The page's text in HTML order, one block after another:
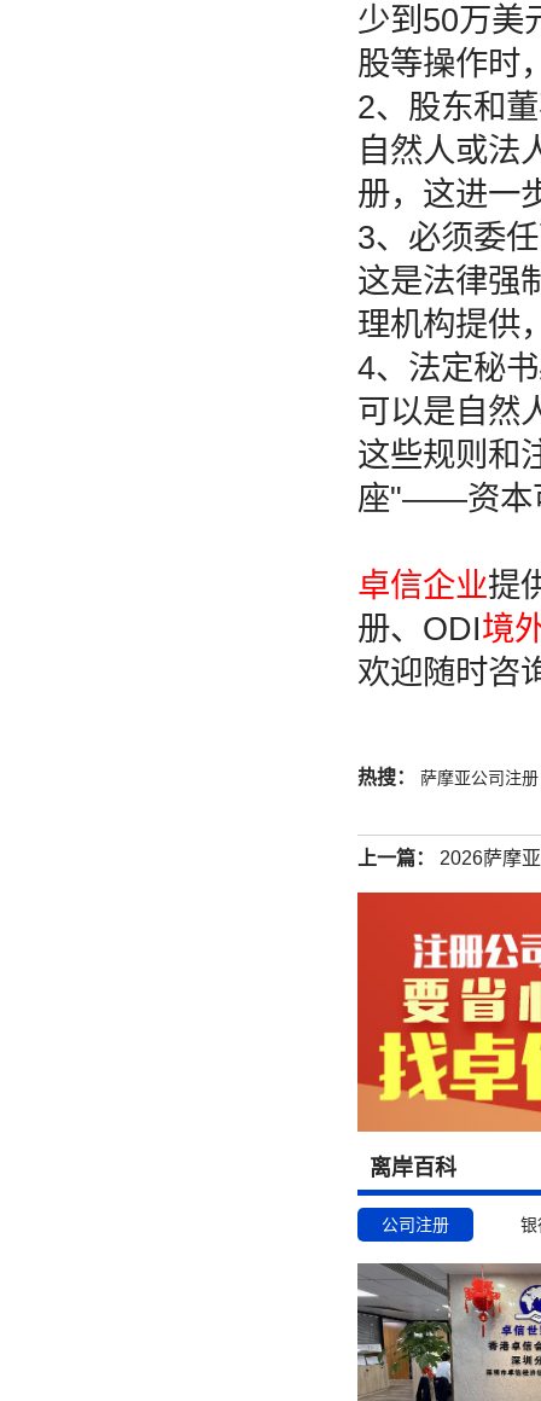
少到50万美
股等操作时
2、股东和
自然人或法
册，这进一
3、必须委
这是法律强
理机构提供
4、法定秘
可以是自然
这些规则和
座"——资本
卓信企业提
册、ODI境
欢迎随时咨
热搜： 萨摩亚公司注册
上一篇： 2026萨摩
离岸百科
公司注册 银